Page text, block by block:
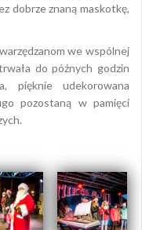
dobrze znaną maskotkę,
we wspólnej
do późnych godzin
pięknie udekorowana
pozostaną w pamięci